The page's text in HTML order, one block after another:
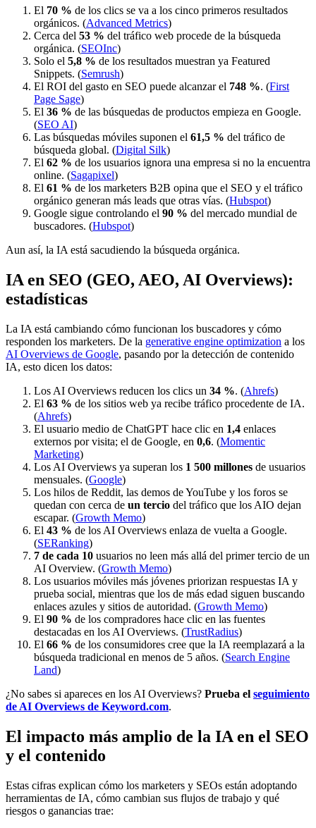
El 70 % de los clics se va a los cinco primeros resultados
orgánicos. (Advanced Metrics)
Cerca del 53 % del tráfico web procede de la búsqueda
orgánica. (SEOInc)
Solo el 5,8 % de los resultados muestran ya Featured
Snippets. (Semrush)
El ROI del gasto en SEO puede alcanzar el 748 %. (First
Page Sage)
El 36 % de las búsquedas de productos empieza en Google.
(SEO AI)
Las búsquedas móviles suponen el 61,5 % del tráfico de
búsqueda global. (Digital Silk)
El 62 % de los usuarios ignora una empresa si no la encuentra
online. (Sagapixel)
El 61 % de los marketers B2B opina que el SEO y el tráfico
orgánico generan más leads que otras vías. (Hubspot)
Google sigue controlando el 90 % del mercado mundial de
buscadores. (Hubspot)
Aun así, la IA está sacudiendo la búsqueda orgánica.
IA en SEO (GEO, AEO, AI Overviews):
estadísticas
La IA está cambiando cómo funcionan los buscadores y cómo
responden los marketers. De la generative engine optimization a los
AI Overviews de Google, pasando por la detección de contenido
IA, esto dicen los datos:
Los AI Overviews reducen los clics un 34 %. (Ahrefs)
El 63 % de los sitios web ya recibe tráfico procedente de IA.
(Ahrefs)
El usuario medio de ChatGPT hace clic en 1,4 enlaces
externos por visita; el de Google, en 0,6. (Momentic
Marketing)
Los AI Overviews ya superan los 1 500 millones de usuarios
mensuales. (Google)
Los hilos de Reddit, las demos de YouTube y los foros se
quedan con cerca de un tercio del tráfico que los AIO dejan
escapar. (Growth Memo)
El 43 % de los AI Overviews enlaza de vuelta a Google.
(SERanking)
7 de cada 10 usuarios no leen más allá del primer tercio de un
AI Overview. (Growth Memo)
Los usuarios móviles más jóvenes priorizan respuestas IA y
prueba social, mientras que los de más edad siguen buscando
enlaces azules y sitios de autoridad. (Growth Memo)
El 90 % de los compradores hace clic en las fuentes
destacadas en los AI Overviews. (TrustRadius)
El 66 % de los consumidores cree que la IA reemplazará a la
búsqueda tradicional en menos de 5 años. (Search Engine
Land)
¿No sabes si apareces en los AI Overviews? Prueba el seguimiento
de AI Overviews de Keyword.com.
El impacto más amplio de la IA en el SEO
y el contenido
Estas cifras explican cómo los marketers y SEOs están adoptando
herramientas de IA, cómo cambian sus flujos de trabajo y qué
riesgos o ganancias trae: